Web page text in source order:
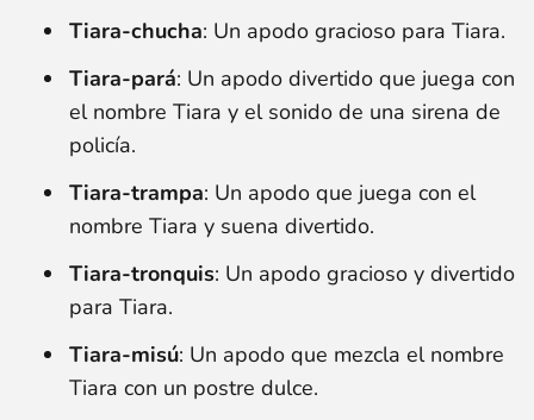
Tiara-chucha: Un apodo gracioso para Tiara.
Tiara-pará: Un apodo divertido que juega con
el nombre Tiara y el sonido de una sirena de
policía.
Tiara-trampa: Un apodo que juega con el
nombre Tiara y suena divertido.
Tiara-tronquis: Un apodo gracioso y divertido
para Tiara.
Tiara-misú: Un apodo que mezcla el nombre
Tiara con un postre dulce.